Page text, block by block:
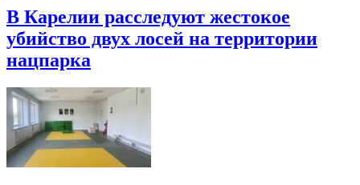
В Карелии расследуют жестокое
убийство двух лосей на территории
нацпарка